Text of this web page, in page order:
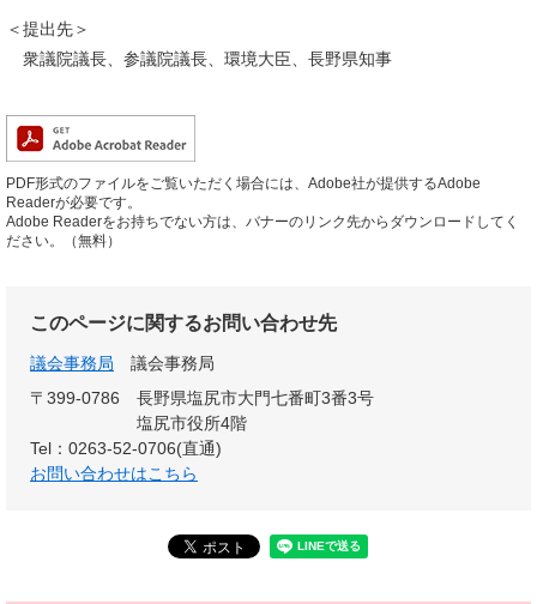
＜提出先＞
衆議院議長、参議院議長、環境大臣、長野県知事
PDF形式のファイルをご覧いただく場合には、Adobe社が提供するAdobe
Readerが必要です。
Adobe Readerをお持ちでない方は、バナーのリンク先からダウンロードしてく
ださい。（無料）
このページに関するお問い合わせ先
議会事務局
議会事務局
〒399-0786
長野県塩尻市大門七番町3番3号
塩尻市役所4階
Tel：0263-52-0706(直通)
お問い合わせはこちら